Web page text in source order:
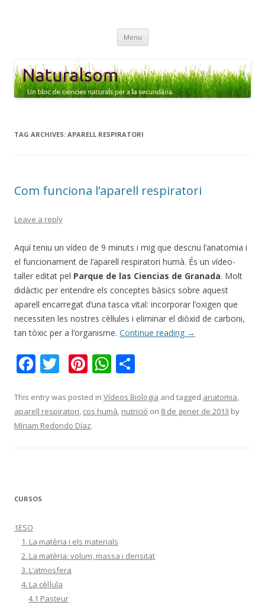
secundària.
Menu Skip
content
TAG ARCHIVES: APARELL RESPIRATORI
Com funciona l’aparell respiratori
Leave a reply
Aquí teniu un vídeo de 9 minuts i mig que descriu l’anatomia i
el funcionament de l’aparell respiratori humà. És un vídeo-
taller editat pel Parque de las Ciencias de Granada. Molt
didàctic per entendre els conceptes bàsics sobre aquest
aparell encarregat d’una tasca vital: incorporar l’oxigen que
necessiten les nostres cèl·lules i eliminar el diòxid de carboni,
tan tòxic per a l’organisme. Continue reading →
F
e
b
T
itt
er
Pi
er
e
W
at
s
m
p
This entry was posted in Vídeos Biologia and tagged anatomia,
aparell respiratori, cos humà, nutrició on 8 de gener de 2013 by
Míriam Redondo Díaz.
CURSOS
1ESO
1. La matèria i els materials
2. La matèria: volum, massa i densitat
3. L’atmosfera
4. La cèl·lula
4.1 Pasteur